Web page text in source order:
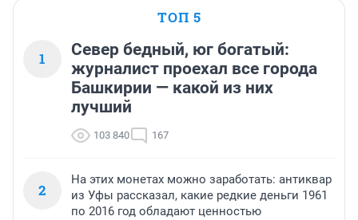
ТОП 5
1
Север бедный, юг богатый:
журналист проехал все города
Башкирии — какой из них
лучший
103 840 167
2
На этих монетах можно заработать: антиквар
из Уфы рассказал, какие редкие деньги 1961
по 2016 год обладают ценностью